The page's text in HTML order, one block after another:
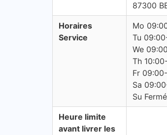
87300
Horaires
Service
Mo
Tu
We
Th
Fr
Sa
Su Fermé
Heure limite
avant livrer les